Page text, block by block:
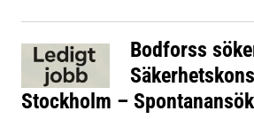
Bodforss
Stockholm –